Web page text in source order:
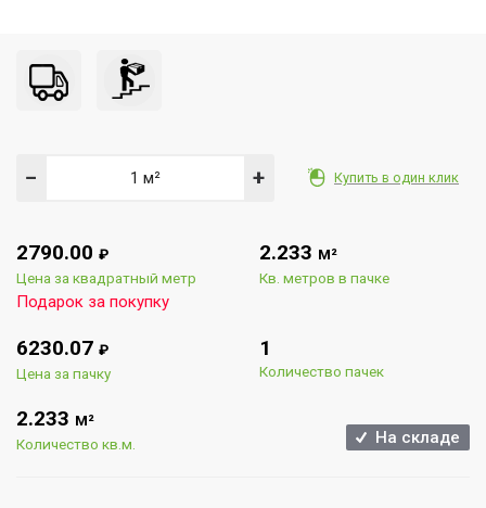
Купить в один клик
− +
2790.00 ₽
Цена за квадратный метр
Подарок за покупку
2.233 М²
Кв. метров в пачке
6230.07 ₽
Цена за пачку
1
Количество пачек
2.233 М²
Количество кв.м. На складе